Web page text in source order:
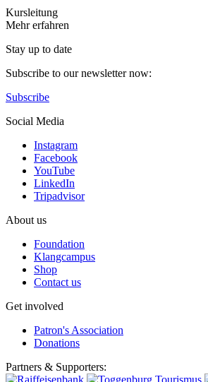
Kursleitung
Mehr erfahren
Stay up to date
Subscribe to our newsletter now:
Subscribe
Social Media
Instagram
Facebook
YouTube
LinkedIn
Tripadvisor
About us
Foundation
Klangcampus
Shop
Contact us
Get involved
Patron's Association
Donations
Partners & Supporters: